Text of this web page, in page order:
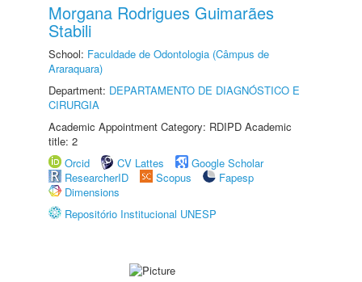
Morgana Rodrigues Guimarães
Stabili
School: Faculdade de Odontologia (Câmpus de
Araraquara)
Department: DEPARTAMENTO DE DIAGNÓSTICO E
CIRURGIA
Academic Appointment Category: RDIPD Academic
title: 2
Orcid
CV Lattes
Google Scholar
ResearcherID
Scopus
Fapesp
Dimensions
Repositório Institucional UNESP